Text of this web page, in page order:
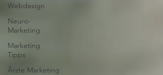
Webdesign
Neuro-
Marketing
Marketing
Tipps
Ärzte Marketing